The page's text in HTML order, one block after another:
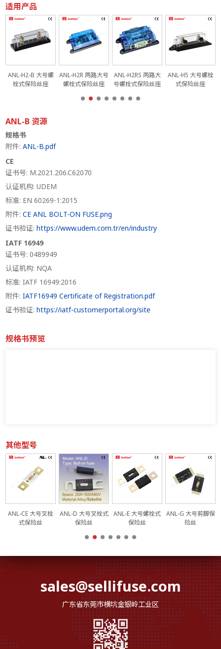
适用产品
ANL-H2-B 大号螺
栓式保险丝座
ANL-H2R 两路大号
螺栓式保险丝座
ANL-H2RS 两路大
号螺栓式保险丝座
ANL-H5 大号螺栓
式保险丝座
ANL-B 资源
规格书
附件:ANL-B.pdf
CE
证书号: M.2021.206.C62070
认证机构: UDEM
标准: EN 60269-1:2015
附件:CE ANL BOLT-ON FUSE.png
证书验证:https://www.udem.com.tr/en/industry
IATF 16949
证书号: 0489949
认证机构: NQA
标准: IATF 16949:2016
附件:IATF16949 Certificate of Registration.pdf
证书验证:https://iatf-customerportal.org/site
规格书预览
其他型号
ANL-CE 大号叉栓
式保险丝
ANL-D 大号叉栓式
保险丝
ANL-E 大号螺栓式
保险丝
ANL-G 大号剪脚保
险丝
sales@sellifuse.com
广东省东莞市横坑金银岭工业区